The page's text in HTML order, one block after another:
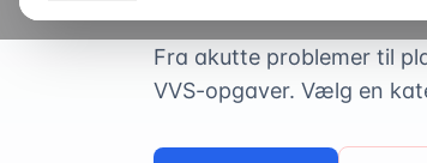
Fra akutte problemer til
VVS-opgaver. Vælg en